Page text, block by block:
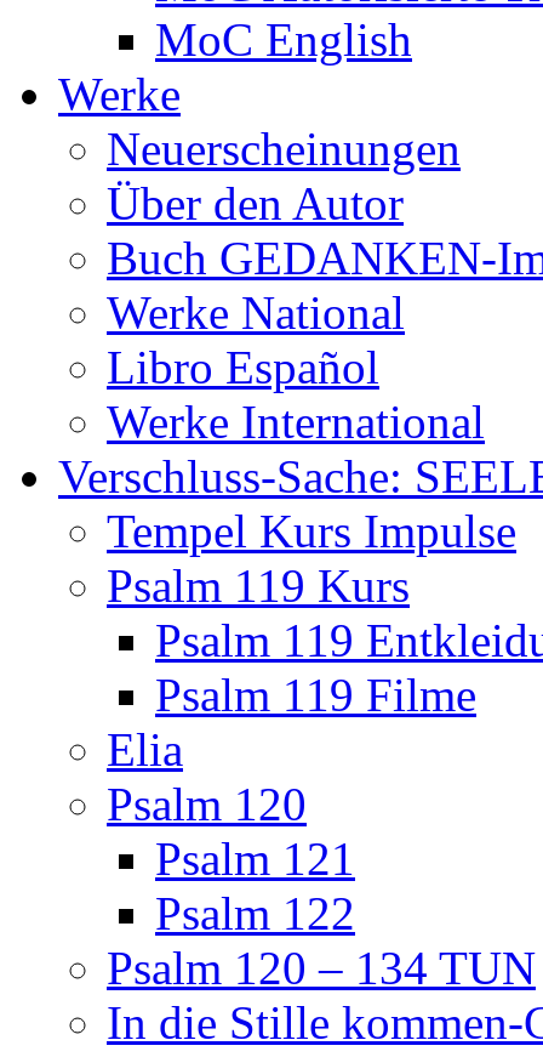
MoC English
Werke
Neuerscheinungen
Über den Autor
Buch GEDANKEN-
Werke National
Libro Español
Werke International
Verschluss-Sache:
Tempel Kurs Impulse
Psalm 119 Kurs
Psalm 119
Psalm 119 Filme
Elia
Psalm 120
Psalm 121
Psalm 122
Psalm 120 – 134 TUN
In die Stille kommen-